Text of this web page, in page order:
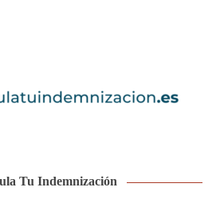
Tu Indemnización